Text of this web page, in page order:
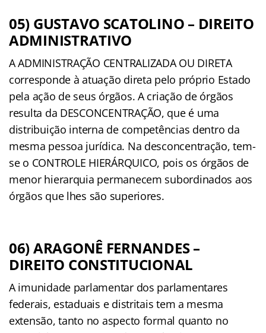
05) GUSTAVO SCATOLINO – DIREITO
ADMINISTRATIVO
A ADMINISTRAÇÃO CENTRALIZADA OU DIRETA
corresponde à atuação direta pelo próprio Estado
pela ação de seus órgãos. A criação de órgãos
resulta da DESCONCENTRAÇÃO, que é uma
distribuição interna de competências dentro da
mesma pessoa jurídica. Na desconcentração, tem-
se o CONTROLE HIERÁRQUICO, pois os órgãos de
menor hierarquia permanecem subordinados aos
órgãos que lhes são superiores.
06) ARAGONÊ FERNANDES –
DIREITO CONSTITUCIONAL
A imunidade parlamentar dos parlamentares
federais, estaduais e distritais tem a mesma
extensão, tanto no aspecto formal quanto no